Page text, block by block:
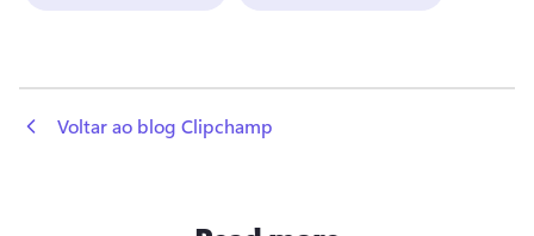
Voltar ao blog Clipchamp